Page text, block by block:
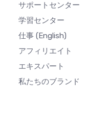
サポートセンター
学習センター
仕事 (English)
アフィリエイト
エキスパート
私たちのブランド